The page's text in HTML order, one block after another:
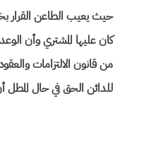
حيث يعيب الطاعن القرار
للدائن الحق في حال